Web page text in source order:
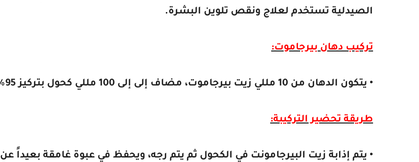
الصيدلية تستخدم لعلاج ونقص تلوين البشرة.
تركيب دهان بيرجاموت:
• يتكون الدهان من 10 مللي زيت بيرجاموت، مضاف إلى إلى 100 مللي كحول بتركيز 95%.
طريقة تحضير التركيبة:
• يتم إذابة زيت البيرجامونت في الكحول ثم يتم رجه، ويحفظ في عبوة غامقة بعيداً عن